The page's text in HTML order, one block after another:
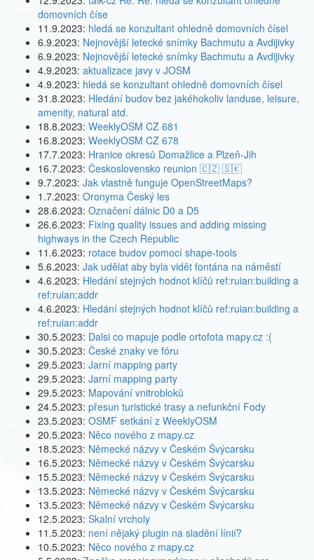
domovních číse
11.9.2023: hledá se konzultant ohledně domovních čísel
6.9.2023: Nejnovější letecké snímky Bachmutu a Avdijivky
6.9.2023: Nejnovější letecké snímky Bachmutu a Avdijivky
4.9.2023: aktualizace javy v JOSM
4.9.2023: hledá se konzultant ohledně domovních čísel
31.8.2023: Hledání budov bez jakéhokoliv landuse, leisure,
amenity, natural atd.
18.8.2023: WeeklyOSM CZ 681
16.8.2023: WeeklyOSM CZ 678
17.7.2023: Hranice okresů Domažlice a Plzeň-Jih
16.7.2023: Československo reunion 🇨🇿 🇸🇰
9.7.2023: Jak vlastně funguje OpenStreetMaps?
1.7.2023: Oronyma Český les
28.6.2023: Označení dálnic D0 a D5
26.6.2023: Fixing quality issues and adding missing
highways in the Czech Republic
11.6.2023: rotace budov pomocí shape-tools
5.6.2023: Jak udělat aby byla vidět fontána na náměstí
4.6.2023: Hledání stejných hodnot klíčů ref:ruian:building a
ref:ruian:addr
4.6.2023: Hledání stejných hodnot klíčů ref:ruian:building a
ref:ruian:addr
30.5.2023: Dalsi co mapuje podle ortofota mapy.cz :(
30.5.2023: České znaky ve fóru
29.5.2023: Jarní mapping party
29.5.2023: Jarní mapping party
29.5.2023: Mapování vnitrobloků
24.5.2023: přesun turistické trasy a nefunkční Fody
23.5.2023: OSMF setkání z WeeklyOSM
20.5.2023: Něco nového z mapy.cz
18.5.2023: Německé názvy v Českém Švýcarsku
16.5.2023: Německé názvy v Českém Švýcarsku
15.5.2023: Německé názvy v Českém Švýcarsku
13.5.2023: Německé názvy v Českém Švýcarsku
13.5.2023: Německé názvy v Českém Švýcarsku
12.5.2023: Skalní vrcholy
11.5.2023: není nějaký plugin na sladění línií?
10.5.2023: Něco nového z mapy.cz